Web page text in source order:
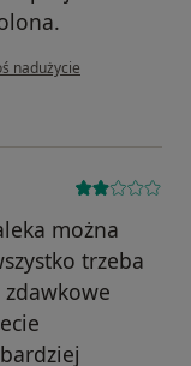
użytkownika Julita
nadużycie
można
trzeba